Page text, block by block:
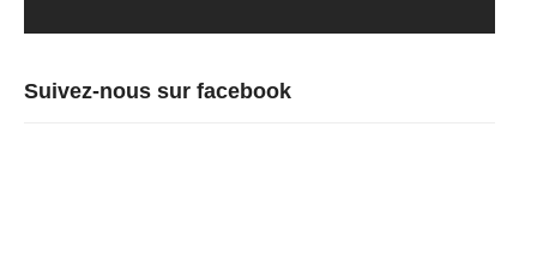
Suivez-nous sur facebook